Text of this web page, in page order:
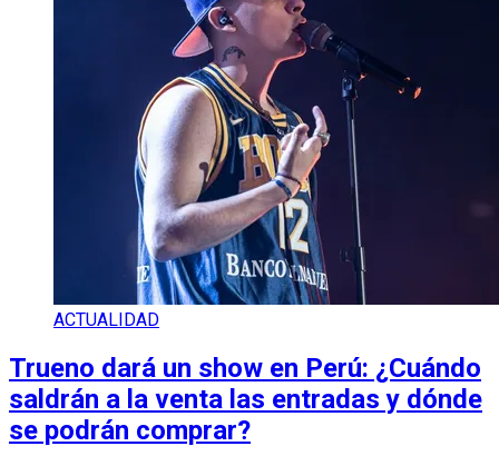
ACTUALIDAD
Trueno dará un show en Perú: ¿Cuándo
saldrán a la venta las entradas y dónde
se podrán comprar?